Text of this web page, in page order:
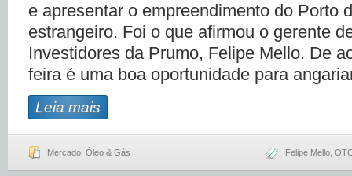
e apresentar o empreendimento do Porto
estrangeiro. Foi o que afirmou o gerente
Investidores da Prumo, Felipe Mello. De
feira é uma boa oportunidade para
Leia mais
Mercado Óleo & Gás Felipe Mello